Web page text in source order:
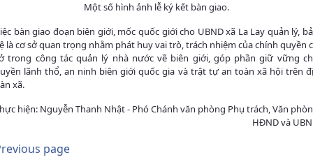
Một số hình ảnh lễ ký kết bàn giao.
bàn giao đoạn biên giới, mốc quốc giới cho UBND xã La Lay quản lý,
là cơ sở quan trọng nhằm phát huy vai trò, trách nhiệm của chính quyền
trong công tác quản lý nhà nước về biên giới, góp phần giữ vững
lãnh thổ, an ninh biên giới quốc gia và trật tự an toàn xã hội trên
xã.
hiện: Nguyễn Thanh Nhật - Phó Chánh văn phòng Phụ trách, Văn
HĐND và
page